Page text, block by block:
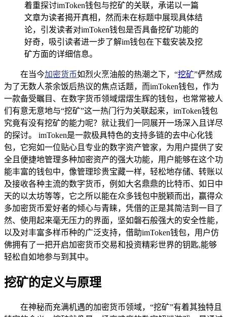
着重探讨imToken钱包与挖矿的关联，承诺以一篇
文章为读者揭开真相，然而未在标题中展现具体结
论，引发读者对imToken钱包是否具备挖矿功能的
好奇，吸引读者进一步了解im钱包在下载安装及挖
矿方面的详细信息。
在当今加密货币如烈火烹油般的热潮之下，“挖矿”俨然成
为了无数人茶余饭后热议的焦点话题，而imToken钱包，作为
一款备受瞩目、在数字货币领域熠熠生辉的钱包，也常常被人
们有意无意地与“挖矿”这一热门行为关联起来，imToken钱包
究竟有没有挖矿的能力呢？就让我们一同展开一场深入且详尽
的探讨。 imToken是一款极具特色的支持多链的去中心化钱
包，它宛如一位贴心且专业的数字资产管家，为用户提供了安
全且便捷地管理多种加密资产的强大功能，用户能够在这个功
能丰富的钱包中，像管理珍贵宝藏一样，轻松地存储、转账以
及接收各种主流的数字货币，例如大名鼎鼎的比特币、如日中
天的以太坊等等，它之所以能在众多钱包中脱颖而出，赢得众
多加密货币爱好者的倾心与青睐，凭借的正是其简洁到一目了
然、使用起来毫无压力的界面，坚如磐石般强大的安全性能，
以及对丰富多样币种的广泛支持，借助imToken钱包，用户仿
佛拥有了一把开启加密货币交易和投资精彩世界的钥匙,能够
轻松自如地参与到其中。
挖矿的定义与原理
在神秘而充满机遇的加密货币领域，“挖矿”有着其独特且